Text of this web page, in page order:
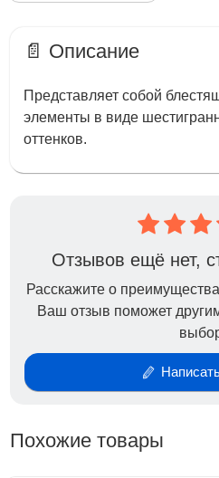
📄 Описание
Представляет собой
элементы в виде
оттенков.
Отзывов ещё нет,
Расскажите о
Ваш отзыв поможет
Похожие товары